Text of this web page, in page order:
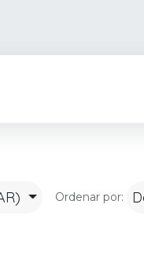
Ordenar por: